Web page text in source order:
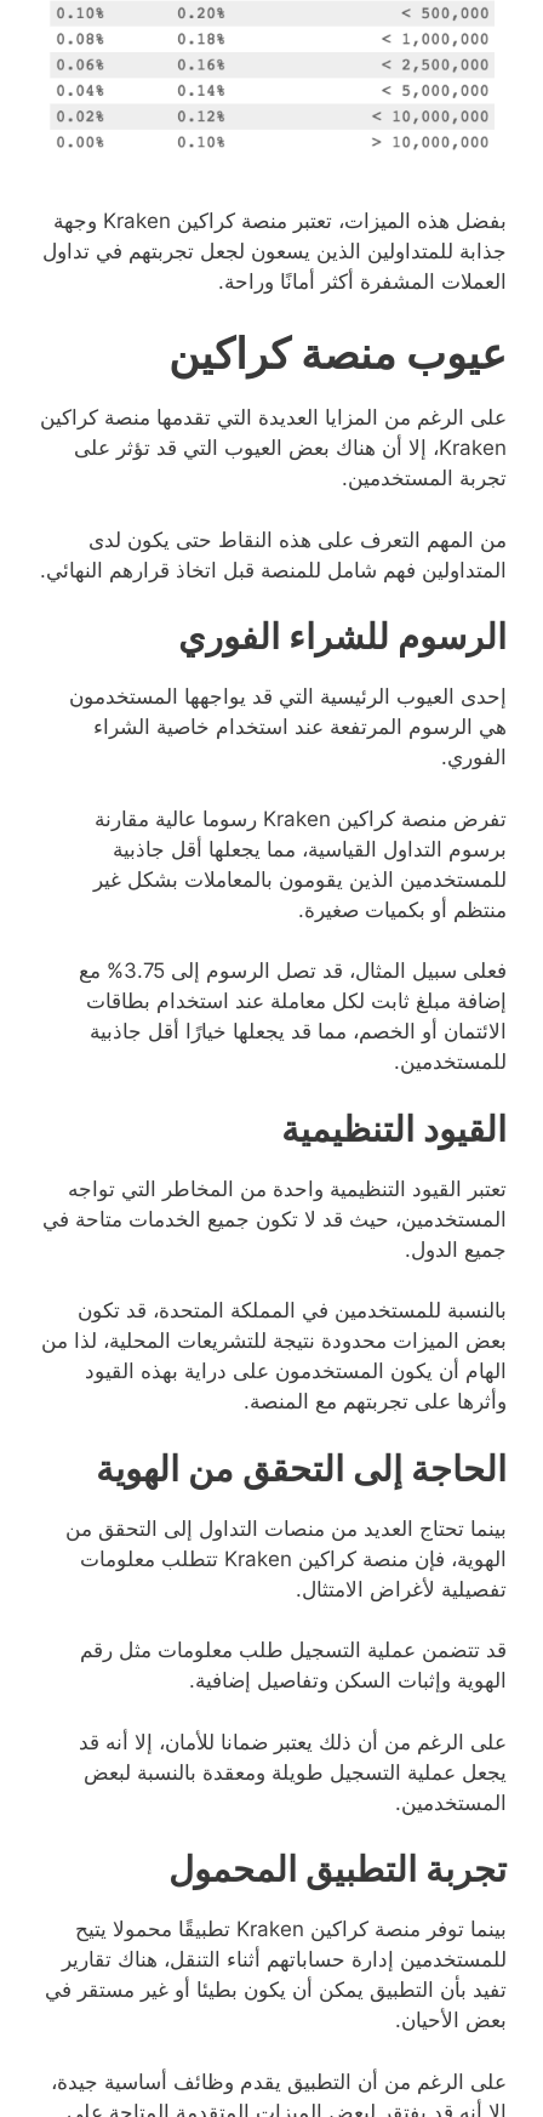
بفضل هذه الميزات، تعتبر منصة كراكين Kraken وجهة
جذابة للمتداولين الذين يسعون لجعل تجربتهم في تداول
العملات المشفرة أكثر أمانًا وراحة.
عيوب منصة كراكين
على الرغم من المزايا العديدة التي تقدمها منصة كراكين
Kraken، إلا أن هناك بعض العيوب التي قد تؤثر على
تجربة المستخدمين.
من المهم التعرف على هذه النقاط حتى يكون لدى
المتداولين فهم شامل للمنصة قبل اتخاذ قرارهم النهائي.
الرسوم للشراء الفوري
إحدى العيوب الرئيسية التي قد يواجهها المستخدمون
هي الرسوم المرتفعة عند استخدام خاصية الشراء
الفوري.
تفرض منصة كراكين Kraken رسوما عالية مقارنة
برسوم التداول القياسية، مما يجعلها أقل جاذبية
للمستخدمين الذين يقومون بالمعاملات بشكل غير
منتظم أو بكميات صغيرة.
فعلى سبيل المثال، قد تصل الرسوم إلى 3.75% مع
إضافة مبلغ ثابت لكل معاملة عند استخدام بطاقات
الائتمان أو الخصم، مما قد يجعلها خيارًا أقل جاذبية
للمستخدمين.
القيود التنظيمية
تعتبر القيود التنظيمية واحدة من المخاطر التي تواجه
المستخدمين، حيث قد لا تكون جميع الخدمات متاحة في
جميع الدول.
بالنسبة للمستخدمين في المملكة المتحدة، قد تكون
بعض الميزات محدودة نتيجة للتشريعات المحلية، لذا من
الهام أن يكون المستخدمون على دراية بهذه القيود
وأثرها على تجربتهم مع المنصة.
الحاجة إلى التحقق من الهوية
بينما تحتاج العديد من منصات التداول إلى التحقق من
الهوية، فإن منصة كراكين Kraken تتطلب معلومات
تفصيلية لأغراض الامتثال.
قد تتضمن عملية التسجيل طلب معلومات مثل رقم
الهوية وإثبات السكن وتفاصيل إضافية.
على الرغم من أن ذلك يعتبر ضمانا للأمان، إلا أنه قد
يجعل عملية التسجيل طويلة ومعقدة بالنسبة لبعض
المستخدمين.
تجربة التطبيق المحمول
بينما توفر منصة كراكين Kraken تطبيقًا محمولا يتيح
للمستخدمين إدارة حساباتهم أثناء التنقل، هناك تقارير
تفيد بأن التطبيق يمكن أن يكون بطيئا أو غير مستقر في
بعض الأحيان.
على الرغم من أن التطبيق يقدم وظائف أساسية جيدة،
إلا أنه قد يفتقر لبعض الميزات المتقدمة المتاحة على